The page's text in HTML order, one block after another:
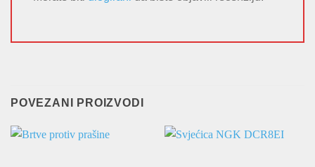
POVEZANI PROIZVODI